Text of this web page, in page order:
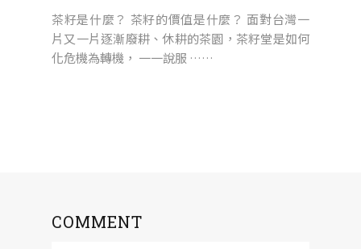
茶籽是什麼？ 茶籽的價值是什麼？ 面對台灣一
片又一片逐漸廢耕、休耕的茶園，茶籽堂是如何
化危機為轉機， 一一說服 ……
COMMENT